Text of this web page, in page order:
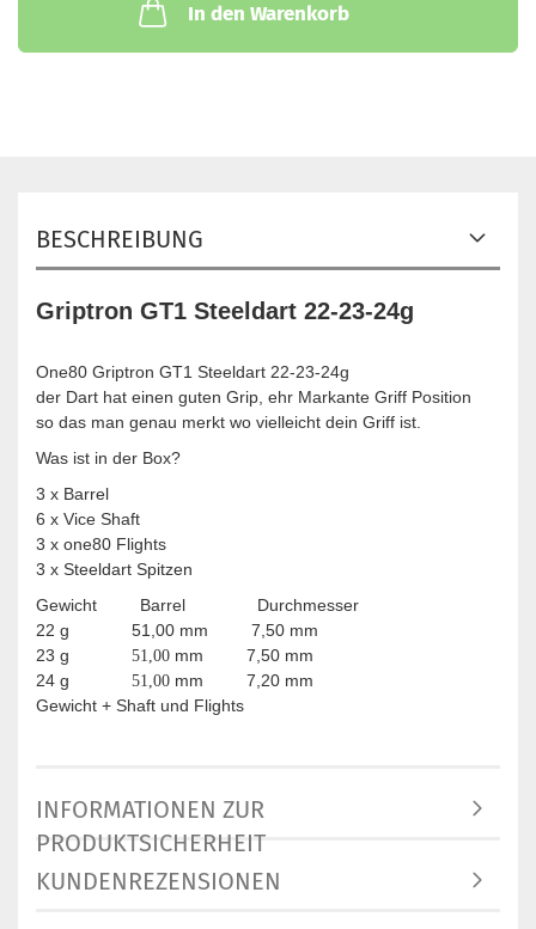
In den Warenkorb
BESCHREIBUNG
Griptron GT1 Steeldart 22-23-24g
One80 Griptron GT1 Steeldart 22-23-24g
der Dart hat einen guten Grip, ehr Markante Griff Position
so das man genau merkt wo vielleicht dein Griff ist.
Was ist in der Box?
3 x Barrel
6 x Vice Shaft
3 x one80 Flights
3 x Steeldart Spitzen
Gewicht Barrel Durchmesser
22 g 51,00 mm 7,50 mm
23 g 51,00 mm 7,50 mm
24 g 51,00 mm 7,20 mm
Gewicht + Shaft und Flights
INFORMATIONEN ZUR
PRODUKTSICHERHEIT
KUNDENREZENSIONEN